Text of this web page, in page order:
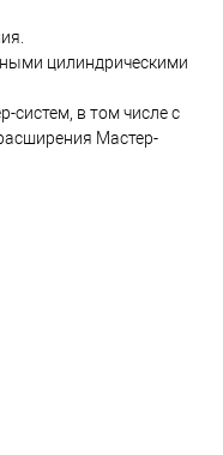
цилиндрическими
систем, в том числе с
Мастер-